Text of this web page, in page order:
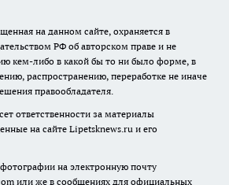
на данном сайте, охраняется в
РФ об авторском праве и не
кем-либо в какой бы то ни было форме, в
распространению, переработке не иначе
правообладателя.
ответственности за материалы
на сайте Lipetsknews.ru и его
на электронную почту
или же в сообщениях для официальных